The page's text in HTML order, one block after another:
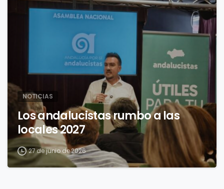
4
NOTICIAS
Los andalucistas rumbo a las
locales 2027
27 de junio de 2026